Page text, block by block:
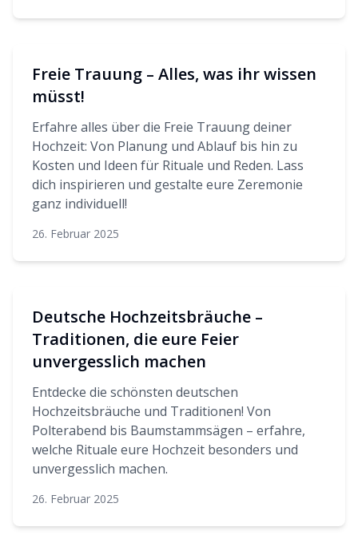
Freie Trauung – Alles, was ihr wissen
müsst!
Erfahre alles über die Freie Trauung deiner
Hochzeit: Von Planung und Ablauf bis hin zu
Kosten und Ideen für Rituale und Reden. Lass
dich inspirieren und gestalte eure Zeremonie
ganz individuell!
26. Februar 2025
Deutsche Hochzeitsbräuche –
Traditionen, die eure Feier
unvergesslich machen
Entdecke die schönsten deutschen
Hochzeitsbräuche und Traditionen! Von
Polterabend bis Baumstammsägen – erfahre,
welche Rituale eure Hochzeit besonders und
unvergesslich machen.
26. Februar 2025